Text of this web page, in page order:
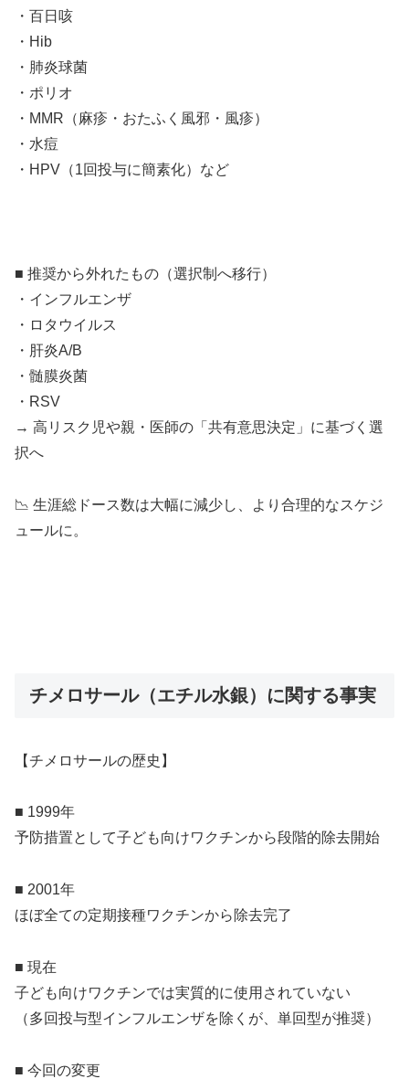
・百日咳
・Hib
・肺炎球菌
・ポリオ
・MMR（麻疹・おたふく風邪・風疹）
・水痘
・HPV（1回投与に簡素化）など
■ 推奨から外れたもの（選択制へ移行）
・インフルエンザ
・ロタウイルス
・肝炎A/B
・髄膜炎菌
・RSV
→ 高リスク児や親・医師の「共有意思決定」に基づく選
択へ
📉 生涯総ドース数は大幅に減少し、より合理的なスケジ
ュールに。
チメロサール（エチル水銀）に関する事実
【チメロサールの歴史】
■ 1999年
予防措置として子ども向けワクチンから段階的除去開始
■ 2001年
ほぼ全ての定期接種ワクチンから除去完了
■ 現在
子ども向けワクチンでは実質的に使用されていない
（多回投与型インフルエンザを除くが、単回型が推奨）
■ 今回の変更